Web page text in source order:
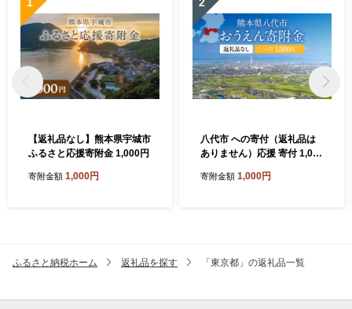
【返礼品なし】熊本県宇城市
ふるさと応援寄附金 1,000円
寄附金額 1,000円
八代市 への寄付（返礼品は
ありません）応援 寄付 1,000
寄附金額 1,000円
ふるさと納税ホーム 返礼品を探す 「東京都」の返礼品一覧